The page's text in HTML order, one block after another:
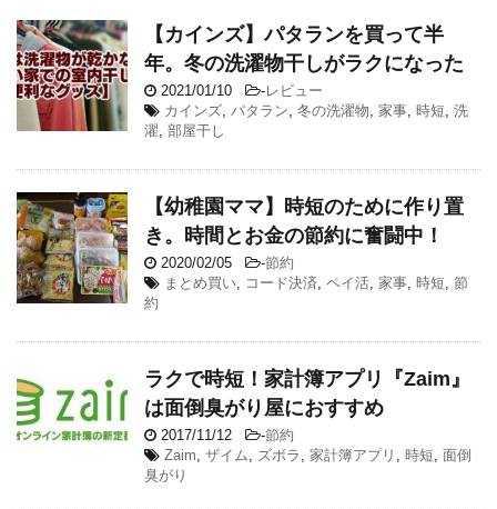
【カインズ】パタランを買って半
年。冬の洗濯物干しがラクになった
2021/01/10 -レビュー
カインズ, パタラン, 冬の洗濯物, 家事, 時短, 洗
濯, 部屋干し
【幼稚園ママ】時短のために作り置
き。時間とお金の節約に奮闘中！
2020/02/05 -節約
まとめ買い, コード決済, ペイ活, 家事, 時短, 節
約
ラクで時短！家計簿アプリ『Zaim』
は面倒臭がり屋におすすめ
2017/11/12 -節約
Zaim, ザイム, ズボラ , 家計簿アプリ , 時短, 面倒
臭がり